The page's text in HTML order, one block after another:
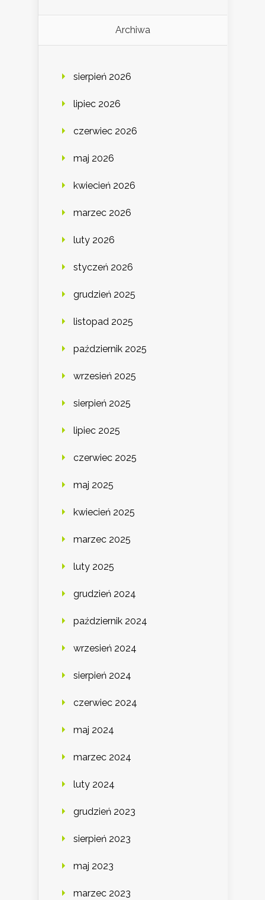
Archiwa
sierpień 2026
lipiec 2026
czerwiec 2026
maj 2026
kwiecień 2026
marzec 2026
luty 2026
styczeń 2026
grudzień 2025
listopad 2025
październik 2025
wrzesień 2025
sierpień 2025
lipiec 2025
czerwiec 2025
maj 2025
kwiecień 2025
marzec 2025
luty 2025
grudzień 2024
październik 2024
wrzesień 2024
sierpień 2024
czerwiec 2024
maj 2024
marzec 2024
luty 2024
grudzień 2023
sierpień 2023
maj 2023
marzec 2023